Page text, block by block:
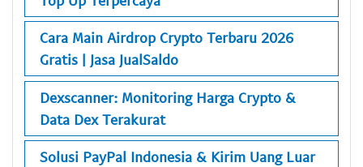
Cara Main Airdrop Crypto Terbaru 2026
Gratis | Jasa JualSaldo
Dexscanner: Monitoring Harga Crypto &
Data Dex Terakurat
Solusi PayPal Indonesia & Kirim Uang Luar